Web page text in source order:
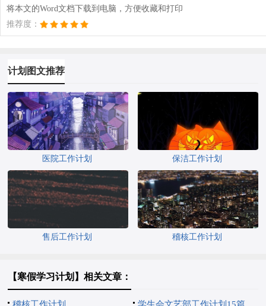
将本文的Word文档下载到电脑，方便收藏和打印
推荐度：
计划图文推荐
医院工作计划 保洁工作计划
售后工作计划 稽核工作计划
【寒假学习计划】相关文章：
稽核工作计划 学生会文艺部工作计划15篇